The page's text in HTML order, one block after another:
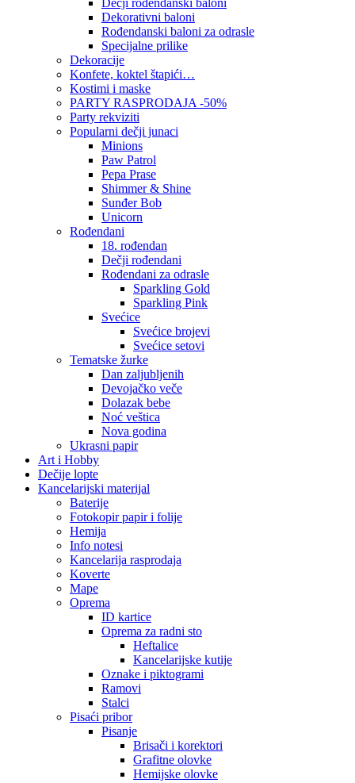
Dečji rođendanski baloni
Dekorativni baloni
Rođendanski baloni za odrasle
Specijalne prilike
Dekoracije
Konfete, koktel štapići…
Kostimi i maske
PARTY RASPRODAJA -50%
Party rekviziti
Popularni dečji junaci
Minions
Paw Patrol
Pepa Prase
Shimmer & Shine
Sunđer Bob
Unicorn
Rođendani
18. rođendan
Dečji rođendani
Rođendani za odrasle
Sparkling Gold
Sparkling Pink
Svećice
Svećice brojevi
Svećice setovi
Tematske žurke
Dan zaljubljenih
Devojačko veče
Dolazak bebe
Noć veštica
Nova godina
Ukrasni papir
Art i Hobby
Dečije lopte
Kancelarijski materijal
Baterije
Fotokopir papir i folije
Hemija
Info notesi
Kancelarija rasprodaja
Koverte
Mape
Oprema
ID kartice
Oprema za radni sto
Heftalice
Kancelarijske kutije
Oznake i piktogrami
Ramovi
Stalci
Pisaći pribor
Pisanje
Brisači i korektori
Grafitne olovke
Hemijske olovke